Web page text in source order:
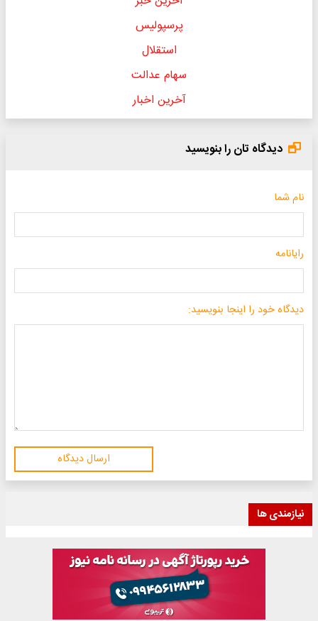
پرسپولیس
استقلال
سهام عدالت
آخرین اخبار
دیدگاه تان را بنویسید
نام شما
رایانامه
دیدگاه خود را اینجا بنویسید:
ارسال دیدگاه
نیازمندی ها